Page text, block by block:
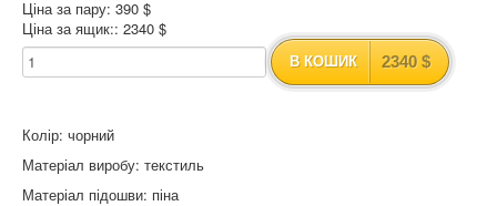
Ціна за пару: 390 $
Ціна за ящик:: 2340 $
В КОШИК 2340 $
Колір: чорний
Матеріал виробу: текстиль
Матеріал підошви: піна